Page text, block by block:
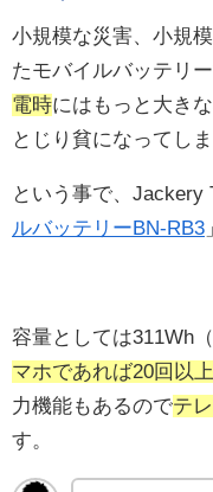
小規模な災害、小規
たモバイルバッテリ
電時にはもっと大き
とじり貧になってし
という事で、Jackery
ルバッテリーBN-RB3
容量としては311Wh
マホであれば20回以
力機能もあるのでテ
す。